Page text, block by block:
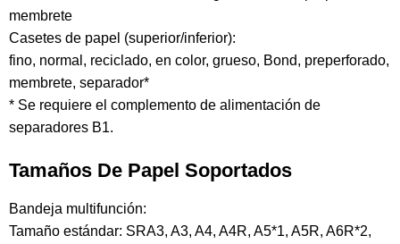
membrete
Casetes de papel (superior/inferior):
fino, normal, reciclado, en color, grueso, Bond, preperforado,
membrete, separador*
* Se requiere el complemento de alimentación de
separadores B1.
Tamaños De Papel Soportados
Bandeja multifunción:
Tamaño estándar: SRA3, A3, A4, A4R, A5*1, A5R, A6R*2,